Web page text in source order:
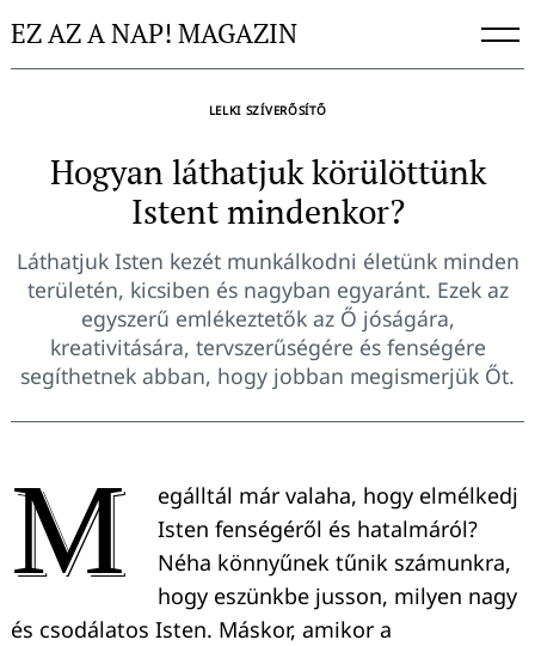
toEZ AZ A NAP! MAGAZIN
LELKI SZÍVERŐSÍTŐ
Hogyan láthatjuk körülöttünk
Istent mindenkor?
Láthatjuk Isten kezét munkálkodni életünk minden
területén, kicsiben és nagyban egyaránt. Ezek az
egyszerű emlékeztetők az Ő jóságára,
kreativitására, tervszerűségére és fenségére
segíthetnek abban, hogy jobban megismerjük Őt.
M
egálltál már valaha, hogy elmélkedj
Isten fenségéről és hatalmáról?
Néha könnyűnek tűnik számunkra,
hogy eszünkbe jusson, milyen nagy
és csodálatos Isten. Máskor, amikor a